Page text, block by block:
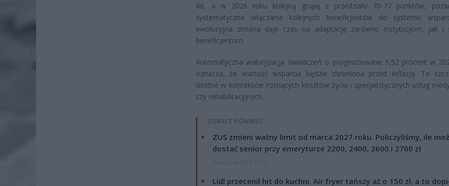
86, a w 2026 roku kolejną grupę z przedziału 70-77 punktów,
systematyczne włączanie kolejnych beneficjentów do systemu
ewolucyjna zmiana daje czas na adaptację zarówno instytucjom, jak i
beneficjentom.
Automatyczna waloryzacja świadczeń o prognozowane 5,52 procent w
oznacza, że wartość wsparcia będzie chroniona przed inflacją. To
istotne w kontekście rosnących kosztów życia i specjalistycznych usług
czy rehabilitacyjnych.
ZOBACZ RÓWNIEŻ:
ZUS zmieni ważny limit od marca 2027 roku. Policzyliśmy, ile
dostać senior przy emeryturze 2200, 2400, 2600 i 2700 zł
Lidl przecenił hit do kuchni. Air fryer tańszy aż o 150 zł, a to